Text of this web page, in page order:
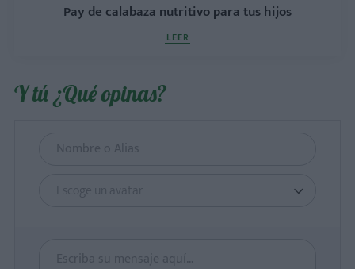
Pay de calabaza nutritivo para tus hijos
LEER
Y tú ¿Qué opinas?
Escoge un avatar